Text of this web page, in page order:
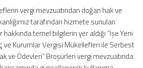
vergi mevzuatından doğan hak ve
tarafından hizmete sunulan
temel bilgilerin yer aldığı “İşe Yeni
ve Kurumlar Vergisi Mükellefleri ile Serbest
ve Ödevleri” Broşürleri vergi mevzuatında